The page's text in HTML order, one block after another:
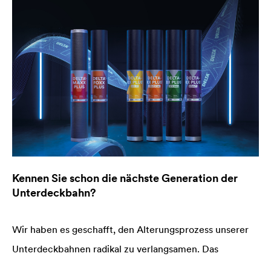
Kennen Sie schon die nächste Generation der
Unterdeckbahn?
Wir haben es geschafft, den Alterungsprozess unserer
Unterdeckbahnen radikal zu verlangsamen. Das